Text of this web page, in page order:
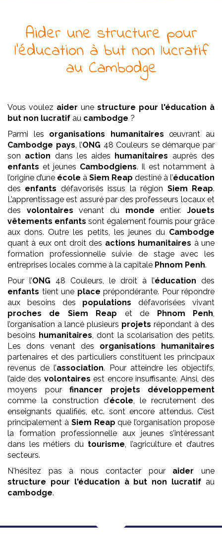
Aiderune structure pour
l'éducation à but non lucratif
au Cambodge
Vous voulez aider une structure pour l'éducation à
but non lucratif au cambodge ?
Parmi les organisations humanitaires œuvrant au
Cambodge pays , l’ONG 48 Couleurs se démarque par
son action dans les aides humanitaires auprès des
enfants et jeunes Cambodgiens. Il est notamment à
l’origine d’une école à Siem Reap destiné à l’éducation
des enfants défavorisés issus la région Siem Reap.
L’apprentissage est assuré par des professeurs locaux et
des volontaires venant du monde entier.Jouets
vêtements enfants sont également fournis pour grâce
aux dons. Outre les petits, les jeunes du Cambodge
quant à eux ont droit des actions humanitaires à une
formation professionnelle suivie de stage avec les
entreprises locales comme à la capitale Phnom Penh.
Pour l’ONG 48 Couleurs, le droit à l’éducation des
enfants tient une place prépondérante. Pour répondre
aux besoins des populations défavorisées vivant
proches de Siem Reap et de Phnom Penh
l’organisation a lancé plusieurs projets répondant à des
besoins humanitaires , dont la scolarisation des petits.
Les dons venant des organisations humanitaires
partenaires et des particuliers constituent les principaux
revenus de l’association. Pour atteindre les objectifs,
l’aide des volontaires est encore insuffisante. Ainsi, des
moyens pour financer projets développement
comme la construction d’école , le recrutement des
enseignants qualifiés, etc. sont encore attendus. C’est
principalement à Siem Reap que l’organisation propose
la formation professionnelle aux jeunes s’intéressant
dans les métiers du tourisme , l’agriculture et d’autres
secteurs.
N'hésitez pas à nous contacter pour aider une
structure pour l'éducation à but non lucratif au
cambodge.